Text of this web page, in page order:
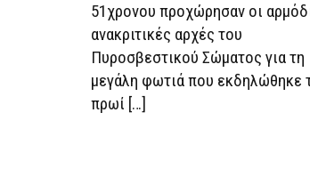
51χρονου προχώρησαν οι
ανακριτικές αρχές του
Πυροσβεστικού Σώματος για τη
μεγάλη φωτιά που εκδηλώθηκε
πρωί […]